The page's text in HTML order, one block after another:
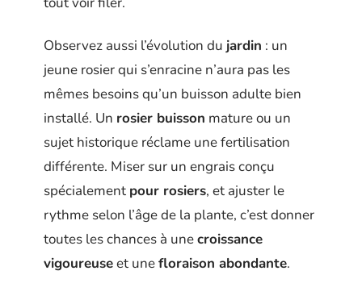
Observez aussi l’évolution du jardin : un
jeune rosier qui s’enracine n’aura pas les
mêmes besoins qu’un buisson adulte bien
installé. Un rosier buisson mature ou un
sujet historique réclame une fertilisation
différente. Miser sur un engrais conçu
spécialement pour rosiers, et ajuster le
rythme selon l’âge de la plante, c’est donner
toutes les chances à unecroissance
vigoureuseet unefloraison abondante.